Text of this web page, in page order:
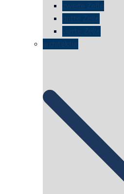
zweite Zelle
dritte Zelle
vierte Zelle
architektur